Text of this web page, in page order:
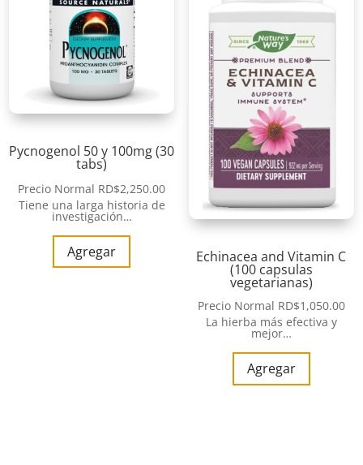
Pycnogenol 50 y 100mg (30
tabs)
Precio Normal RD$2,250.00
Tiene una larga historia de
investigación…
Agregar Echinacea and Vitamin C
(100 capsulas
vegetarianas)
Precio Normal RD$1,050.00
La hierba más efectiva y
mejor…
Agregar